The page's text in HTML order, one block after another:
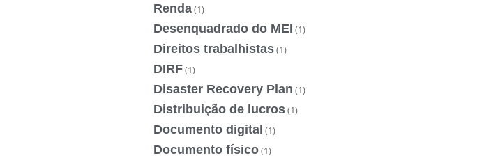
Renda(1)
Desenquadrado do MEI (1)
Direitos trabalhistas(1)
DIRF(1)
Disaster Recovery Plan (1)
Distribuição de lucros(1)
Documento digital (1)
Documento físico(1)